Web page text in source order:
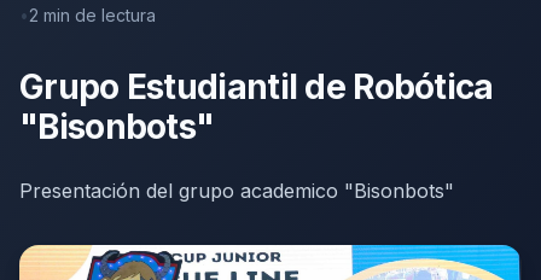
2 min de lectura
Grupo Estudiantil de Robótica
"Bisonbots"
Presentación del grupo academico "Bisonbots"